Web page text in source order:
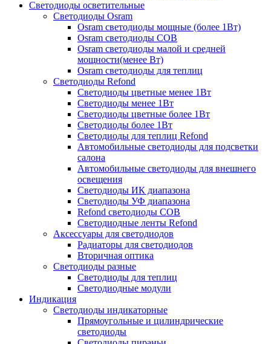
Светодиоды осветительные
Светодиоды Osram
Osram светодиоды мощные (более 1Вт)
Osram светодиоды COB
Osram светодиоды малой и средней
мощности(менее Вт)
Osram светодиоды для теплиц
Светодиоды Refond
Светодиоды цветные менее 1Вт
Светодиоды менее 1Вт
Светодиоды цветные более 1Вт
Светодиоды более 1Вт
Светодиоды для теплиц Refond
Автомобильные светодиоды для подсветки
салона
Автомобильные светодиоды для внешнего
освещения
Светодиоды ИК диапазона
Светодиоды УФ диапазона
Refond светодиоды COB
Светодиодные ленты Refond
Аксессуары для светодиодов
Радиаторы для светодиодов
Вторичная оптика
Светодиоды разные
Светодиоды для теплиц
Светодиодные модули
Индикация
Светодиоды индикаторные
Прямоугольные и цилиндрические
светодиоды